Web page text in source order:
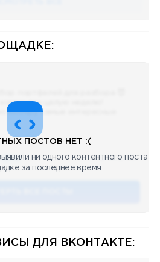
целую неделю!
выберу самые интересные
🥴 19 12.4k 12:45
ПОСТОВ НЕТ :(
ни одного контентного поста
за последнее время
ДЛЯ ВКОНТАКТЕ: